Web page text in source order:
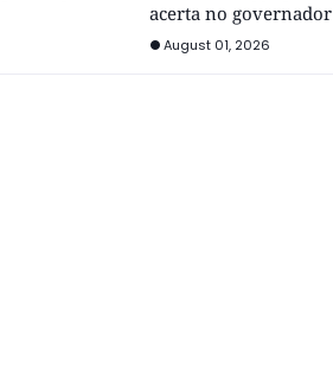
acerta no governador
August 01, 2026